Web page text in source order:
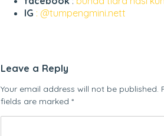
IG : @tumpengmini.nett
Leave a Reply
Your email address will not be published.
fields are marked *